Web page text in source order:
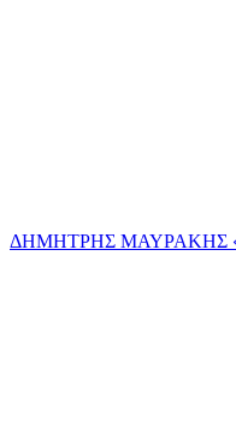
ΔΗΜΗΤΡΗΣ ΜΑΥΡΑΚΗΣ